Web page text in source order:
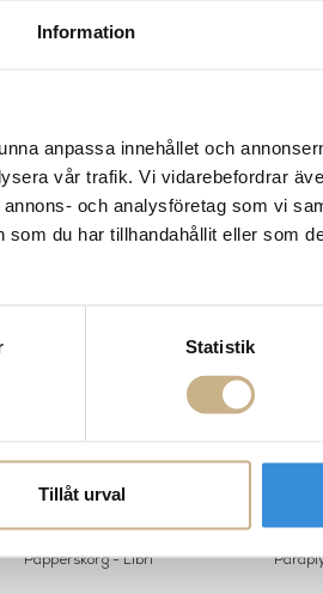
Information
anpassa innehållet och
vår trafik. Vi vidarebefordrar
och analysföretag som vi
du har tillhandahållit eller som
Statistik
Tillåt urval
Papperskorg - Libri